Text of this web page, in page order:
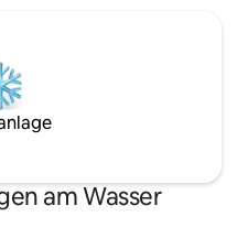
am Wasser